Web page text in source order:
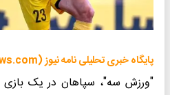
پایگاه خبری تحلیلی نامه نیوز (namehnews.com) :
"ورزش سه"، سپاهان در یک بازی